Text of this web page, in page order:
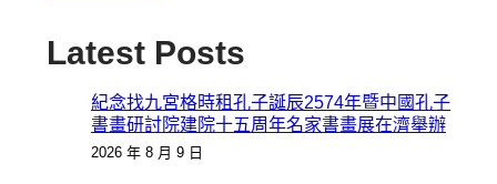
Latest Posts
紀念找九宮格時租孔子誕辰2574年暨中國孔子
書畫研討院建院十五周年名家書畫展在濟舉辦
2026 年 8 月 9 日